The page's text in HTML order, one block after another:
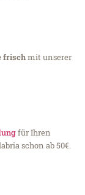
frischmit unserer
für Ihren
schon ab 50€.